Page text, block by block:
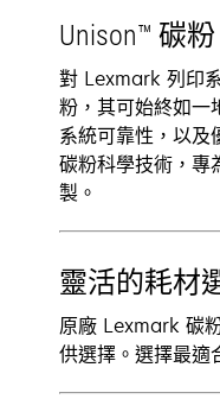
Unison™ 碳粉
對 Lexmark 列印
粉，其可始終如一
系統可靠性，以及
碳粉科學技術，
製。
靈活的耗材
原廠 Lexmark 碳
供選擇。選擇最適